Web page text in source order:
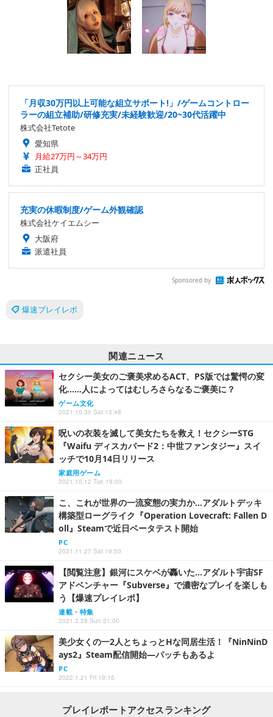
「月収30万円以上可能な組立サポート!」/ゲームコントロー
ラーの組立補助/研修充実/未経験歓迎/20~30代活躍中
株式会社Tetote
愛知県
月給27万円～34万円
正社員
充実の休暇制度/ゲーム外観確認
株式会社ケイエムシー
大阪府
派遣社員
Sponsored by
爆速プレイレポ
関連ニュース
セクシー美女のご褒美求めるACT、PS版では驚愕の変
化……人によってはむしろさらなるご褒美に？
ゲーム文化
2021.10.30 Sat 13:48
呪いの衣装を滅して美女たちを救え！セクシーSTG
『Waifu ディスカバード2：中世ファンタジー』スイ
ッチで10月14日リリース
家庭用ゲーム
2021.10.12 Tue 19:00
こ、これが世界の一流変態の実力か…アダルトデッキ
構築型ローグライク『Operation Lovecraft: Fallen D
oll』Steamで近日ベータテスト開始
PC
2021.11.27 Sat 19:50
【閲覧注意】銀河にスケベが轟いた…アダルト宇宙SF
アドベンチャー『Subverse』で濃密なプレイを楽しも
う【爆速プレイレポ】
連載・特集
2021.3.28 Sun 21:00
美少女くの一2人とちょっとHな同居生活！『NinNinD
ays2』Steam配信開始―パッチもあるよ
PC
2022.1.21 Fri 19:15
プレイレポートアクセスランキング